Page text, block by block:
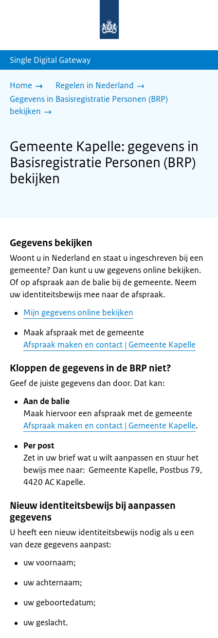
homepage
Single Digital Gateway
Home
Regelen in Nederland
Gegevens in Basisregistratie Personen (BRP)
bekijken
Gemeente Kapelle: gegevens in
Basisregistratie Personen (BRP)
bekijken
Gegevens bekijken
Woont u in Nederland en staat u ingeschreven bij een
gemeente? Dan kunt u uw gegevens online bekijken.
Of op afspraak aan de balie bij de gemeente. Neem
uw identiteitsbewijs mee naar de afspraak.
Mijn gegevens online bekijken
Maak afspraak met de gemeente
Afspraak maken en contact | Gemeente Kapelle
Kloppen de gegevens in de BRP niet?
Geef de juiste gegevens dan door. Dat kan:
Aan de balie
Maak hiervoor een afspraak met de gemeente
Afspraak maken en contact | Gemeente Kapelle.
Per post
Zet in uw brief wat u wilt aanpassen en stuur het
bewijs mee naar: Gemeente Kapelle, Postbus 79,
4420 AC Kapelle.
Nieuw identiteitsbewijs bij aanpassen
gegevens
U heeft een nieuw identiteitsbewijs nodig als u een
van deze gegevens aanpast:
uw voornaam;
uw achternaam;
uw geboortedatum;
uw geslacht.